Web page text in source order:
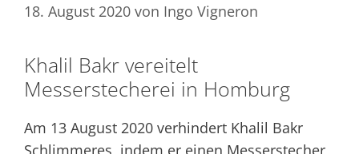
18. August 2020 von Ingo Vigneron
Khalil Bakr vereitelt
Messerstecherei in Homburg
Am 13 August 2020 verhindert Khalil Bakr
Schlimmeres, indem er einen Messerstecher